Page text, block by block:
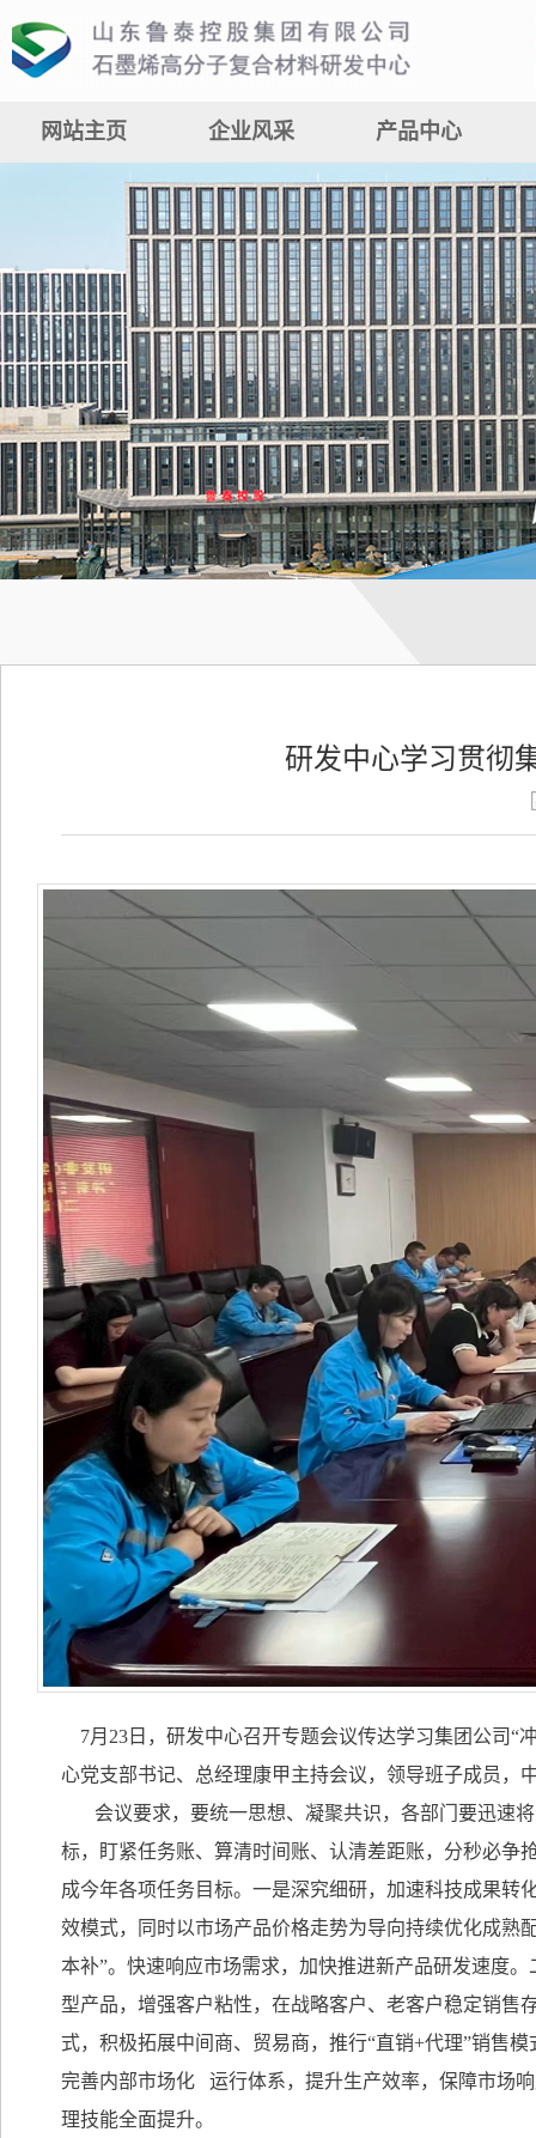
网站主页 企业风采 产品中心
研发中心学习贯彻
7月23日，研发中心召开专题会议传达学习集团公司“
心党支部书记、总经理康甲主持会议，领导班子
会议要求，要统一思想、凝聚共识，各部门要迅速将
标，盯紧任务账、算清时间账、认清差距账，分秒必争
成今年各项任务目标。一是深究细研，加速科技成果转
效模式，同时以市场产品价格走势为导向持续优化成熟
本补”。快速响应市场需求，加快推进新产品研发速度
型产品，增强客户粘性，在战略客户、老客户稳定销售
式，积极拓展中间商、贸易商，推行“直销+代理”销售
完善内部市场化
运行体系，提升生产效率，保障市场
理技能全面提升。